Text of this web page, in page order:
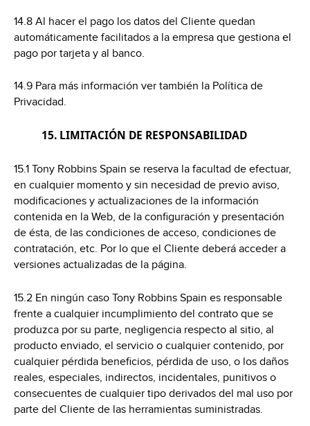
14.8 Al hacer el pago los datos del Cliente quedan
automáticamente facilitados a la empresa que gestiona el
pago por tarjeta y al banco.
14.9 Para más información ver también la Política de
Privacidad.
15. LIMITACIÓN DE RESPONSABILIDAD
15.1 Tony Robbins Spain se reserva la facultad de efectuar,
en cualquier momento y sin necesidad de previo aviso,
modificaciones y actualizaciones de la información
contenida en la Web, de la configuración y presentación
de ésta, de las condiciones de acceso, condiciones de
contratación, etc. Por lo que el Cliente deberá acceder a
versiones actualizadas de la página.
15.2 En ningún caso Tony Robbins Spain es responsable
frente a cualquier incumplimiento del contrato que se
produzca por su parte, negligencia respecto al sitio, al
producto enviado, el servicio o cualquier contenido, por
cualquier pérdida beneficios, pérdida de uso, o los daños
reales, especiales, indirectos, incidentales, punitivos o
consecuentes de cualquier tipo derivados del mal uso por
parte del Cliente de las herramientas suministradas.